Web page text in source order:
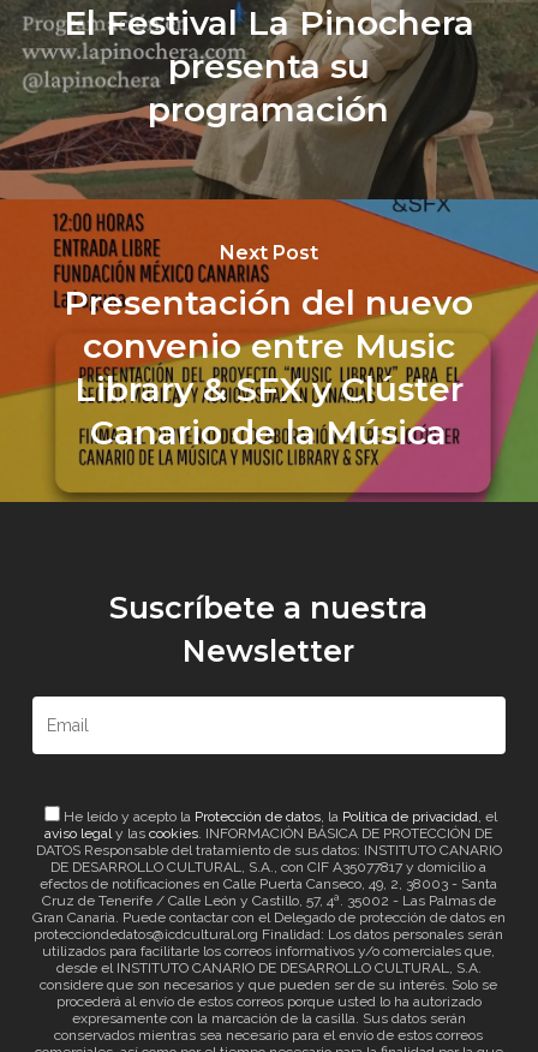
El Festival La Pinochera
presenta su
programación
Next Post
Presentación del nuevo
convenio entre Music
Library & SFX y Clúster
Canario de la Música
Suscríbete a nuestra
Newsletter
He leído y acepto la Protección de datos, la Política de privacidad, el
aviso legaly lascookies. INFORMACIÓN BÁSICA DE PROTECCIÓN DE
DATOS Responsable del tratamiento de sus datos: INSTITUTO CANARIO
DE DESARROLLO CULTURAL, S.A., con CIF A35077817 y domicilio a
efectos de notificaciones en Calle Puerta Canseco, 49, 2, 38003 - Santa
Cruz de Tenerife / Calle León y Castillo, 57, 4ª. 35002 - Las Palmas de
Gran Canaria. Puede contactar con el Delegado de protección de datos en
protecciondedatos@icdcultural.org Finalidad: Los datos personales serán
utilizados para facilitarle los correos informativos y/o comerciales que,
desde el INSTITUTO CANARIO DE DESARROLLO CULTURAL, S.A.
considere que son necesarios y que pueden ser de su interés. Solo se
procederá al envío de estos correos porque usted lo ha autorizado
expresamente con la marcación de la casilla. Sus datos serán
conservados mientras sea necesario para el envío de estos correos